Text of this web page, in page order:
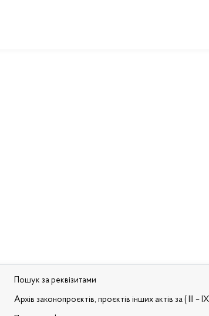
Пошук за реквізитами
Архів законопроєктів, проєктів інших актів за ( III –